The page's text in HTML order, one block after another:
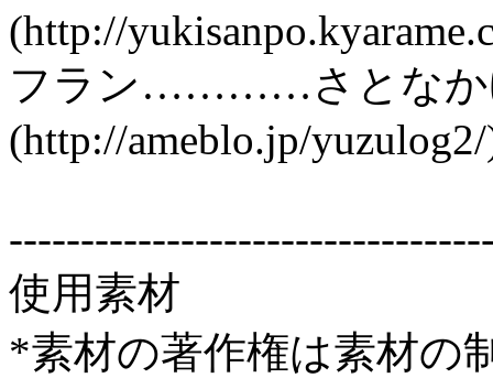
(http://
フラン…………さとなか
(http://ameblo.jp/
使用素材
*素材の著作権は素材の